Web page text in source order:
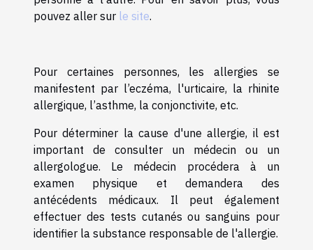
pouvez aller sur le site.
Pour certaines personnes, les allergies se
manifestent par l’eczéma, l'urticaire, la rhinite
allergique, l’asthme, la conjonctivite, etc.
Pour déterminer la cause d'une allergie, il est
important de consulter un médecin ou un
allergologue. Le médecin procédera à un
examen physique et demandera des
antécédents médicaux. Il peut également
effectuer des tests cutanés ou sanguins pour
identifier la substance responsable de l'allergie.